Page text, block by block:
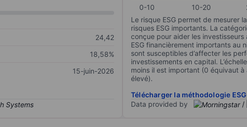
24,42
18,58%
15-juin-2026
0-10 10-20
Le risque ESG permet de mesurer
risques ESG importants. La
conçue pour aider les
ESG financièrement importants au
sont susceptibles d’affecter les
investissements en capital.
moins il est important (0 équivaut
élevé).
Télécharger la méthodologie
Data provided by
/